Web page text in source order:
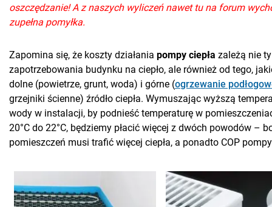
oszczędzanie! A z naszych wyliczeń nawet tu na forum
zupełna pomyłka.
Zapomina się, że koszty działania pompy ciepła zależą nie
zapotrzebowania budynku na ciepło, ale również od tego,
dolne (powietrze, grunt, woda) i górne (ogrzewanie
grzejniki ścienne) źródło ciepła. Wymuszając wyższą
wody w instalacji, by podnieść temperaturę w
20°C do 22°C, będziemy płacić więcej z dwóch powodów –
pomieszczeń musi trafić więcej ciepła, a ponadto COP